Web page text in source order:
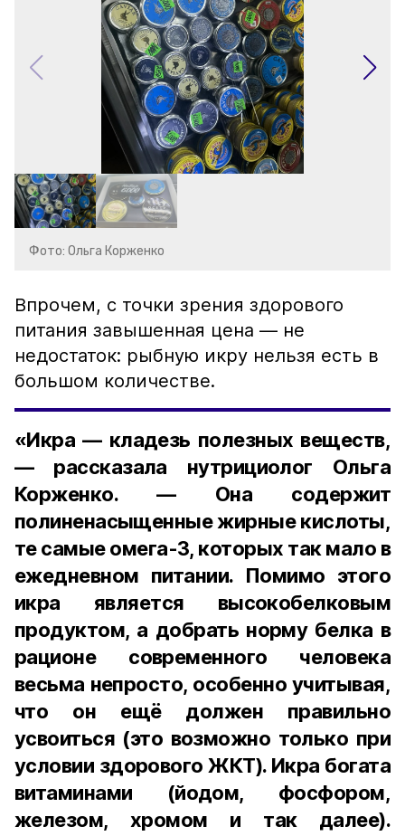
Фото: Ольга Корженко
Впрочем, с точки зрения здорового
питания завышенная цена — не
недостаток: рыбную икру нельзя есть в
большом количестве.
«Икра — кладезь полезных веществ,
— рассказала нутрициолог Ольга
Корженко. — Она содержит
полиненасыщенные жирные кислоты,
те самые омега-3, которых так мало в
ежедневном питании. Помимо этого
икра является высокобелковым
продуктом, а добрать норму белка в
рационе современного человека
весьма непросто, особенно учитывая,
что он ещё должен правильно
усвоиться (это возможно только при
условии здорового ЖКТ). Икра богата
витаминами (йодом, фосфором,
железом, хромом и так далее).